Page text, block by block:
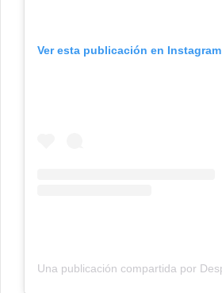
Ver esta publicación en Instagram